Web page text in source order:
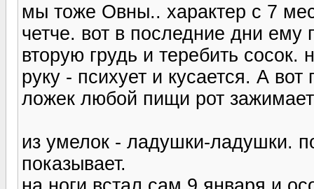
мы тоже Овны.. характер с 7
четче. вот в последние дни
вторую грудь и теребить
руку - психует и кусается. А
ложек любой пищи рот зажимает
из умелок - ладушки-ладушки.
показывает.